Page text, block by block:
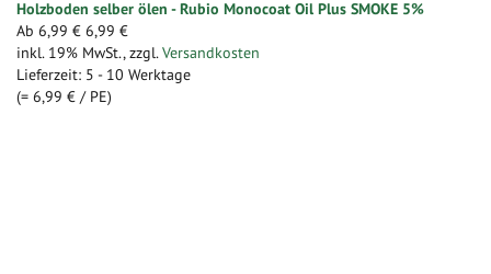
Holzboden selber ölen - Rubio Monocoat Oil Plus SMOKE 5%
Ab 6,99 € 6,99 €
inkl. 19% MwSt., zzgl. Versandkosten
Lieferzeit: 5 - 10 Werktage
(= 6,99 € / PE)